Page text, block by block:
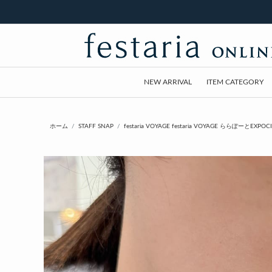
NEW ARRIVAL ITEM CATEGORY
ホーム STAFF SNAP festaria VOYAGE festaria VOYAGE ららぽーと